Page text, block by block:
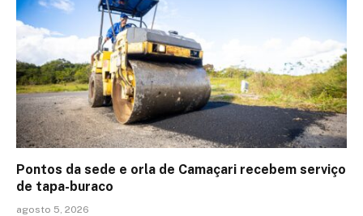
Pontos da sede e orla de Camaçari recebem serviço
de tapa-buraco
agosto 5, 2026